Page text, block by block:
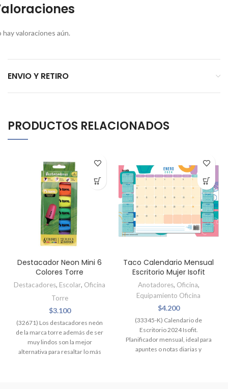
hay valoraciones aún.
ENVIO Y RETIRO
PRODUCTOS RELACIONADOS
Destacador Neon Mini 6
Colores Torre
Destacadores, Escolar, Oficina
Torre
$3.100
(32671) Los destacadores neón
de la marca torre además de ser
muy lindos son la mejor
alternativa para resaltar lo más
Taco Calendario Mensual
Escritorio Mujer Isofit
Anotadores, Oficina,
Equipamiento Oficina
$4.200
(33345-K) Calendario de
Escritorio 2024 Isofit.
Planificador mensual, ideal para
apuntes o notas diarias y